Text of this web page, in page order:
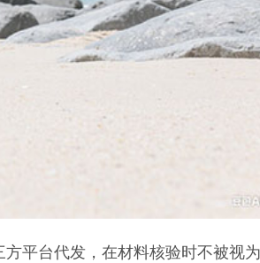
方平台代发，在材料核验时不被视